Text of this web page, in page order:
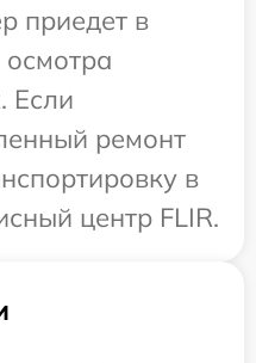
приедет в
Если
ремонт
в
центр FLIR.